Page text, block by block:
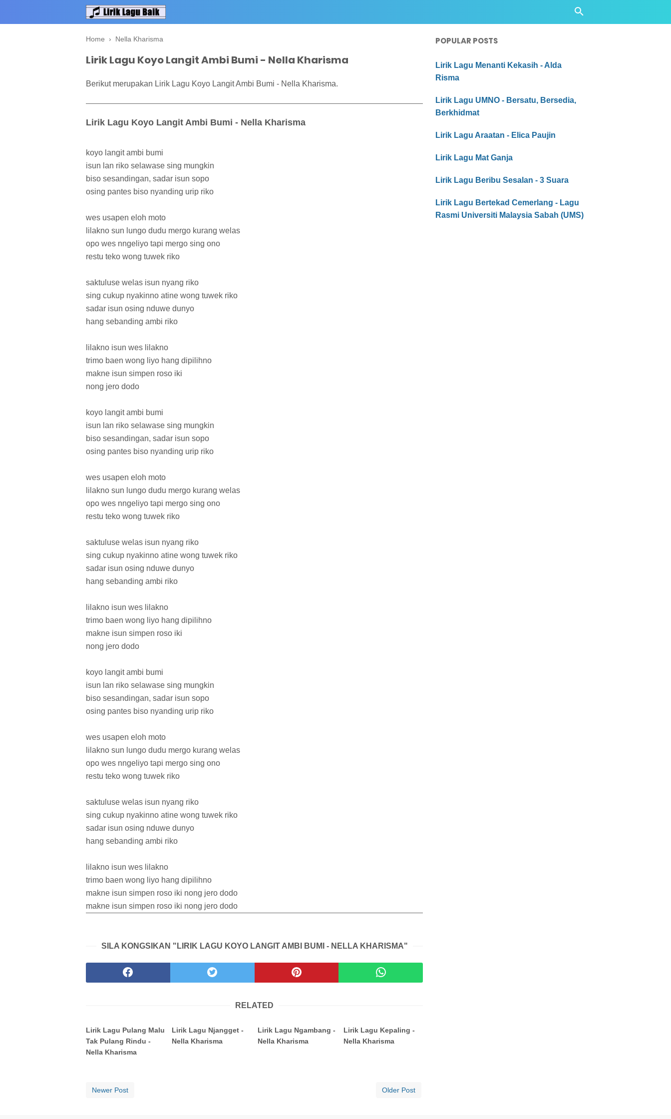
Home › Nella Kharisma
Lirik Lagu Koyo Langit Ambi Bumi - Nella Kharisma
Berikut merupakan Lirik Lagu Koyo Langit Ambi Bumi - Nella Kharisma.
Lirik Lagu Koyo Langit Ambi Bumi - Nella Kharisma
koyo langit ambi bumi
isun lan riko selawase sing mungkin
biso sesandingan, sadar isun sopo
osing pantes biso nyanding urip riko
wes usapen eloh moto
lilakno sun lungo dudu mergo kurang welas
opo wes nngeliyo tapi mergo sing ono
restu teko wong tuwek riko
saktuluse welas isun nyang riko
sing cukup nyakinno atine wong tuwek riko
sadar isun osing nduwe dunyo
hang sebanding ambi riko
lilakno isun wes lilakno
trimo baen wong liyo hang dipilihno
makne isun simpen roso iki
nong jero dodo
koyo langit ambi bumi
isun lan riko selawase sing mungkin
biso sesandingan, sadar isun sopo
osing pantes biso nyanding urip riko
wes usapen eloh moto
lilakno sun lungo dudu mergo kurang welas
opo wes nngeliyo tapi mergo sing ono
restu teko wong tuwek riko
saktuluse welas isun nyang riko
sing cukup nyakinno atine wong tuwek riko
sadar isun osing nduwe dunyo
hang sebanding ambi riko
lilakno isun wes lilakno
trimo baen wong liyo hang dipilihno
makne isun simpen roso iki
nong jero dodo
koyo langit ambi bumi
isun lan riko selawase sing mungkin
biso sesandingan, sadar isun sopo
osing pantes biso nyanding urip riko
wes usapen eloh moto
lilakno sun lungo dudu mergo kurang welas
opo wes nngeliyo tapi mergo sing ono
restu teko wong tuwek riko
saktuluse welas isun nyang riko
sing cukup nyakinno atine wong tuwek riko
sadar isun osing nduwe dunyo
hang sebanding ambi riko
lilakno isun wes lilakno
trimo baen wong liyo hang dipilihno
makne isun simpen roso iki nong jero dodo
makne isun simpen roso iki nong jero dodo
SILA KONGSIKAN "LIRIK LAGU KOYO LANGIT AMBI BUMI - NELLA KHARISMA"
RELATED
Lirik Lagu Pulang Malu
Tak Pulang Rindu -
Nella Kharisma
Lirik Lagu Njangget -
Nella Kharisma
Lirik Lagu Ngambang -
Nella Kharisma
Lirik Lagu Kepaling -
Nella Kharisma
Newer Post Older Post
POPULAR POSTS
Lirik Lagu Menanti Kekasih - Alda
Risma
Lirik Lagu UMNO - Bersatu, Bersedia,
Berkhidmat
Lirik Lagu Araatan - Elica Paujin
Lirik Lagu Mat Ganja
Lirik Lagu Beribu Sesalan - 3 Suara
Lirik Lagu Bertekad Cemerlang - Lagu
Rasmi Universiti Malaysia Sabah (UMS)